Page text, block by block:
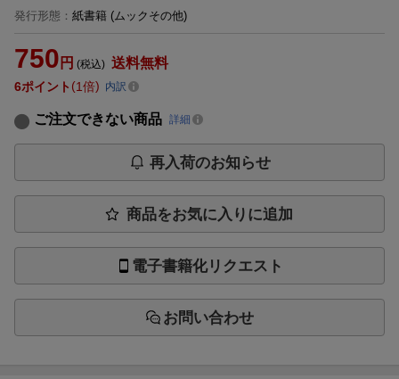
発行形態 ： 紙書籍 (ムックその他)
750 円 (税込) 送料無料
6ポイント 1倍 内訳
ご注文できない商品 詳細
再入荷のお知らせ
商品をお気に入りに追加
電子書籍化リクエスト
お問い合わせ